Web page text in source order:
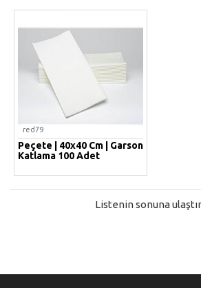
red79
Peçete | 40x40 Cm | Garson
Katlama 100 Adet
Listenin sonuna